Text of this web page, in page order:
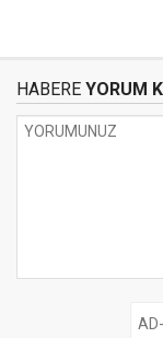
HABERE YORUM